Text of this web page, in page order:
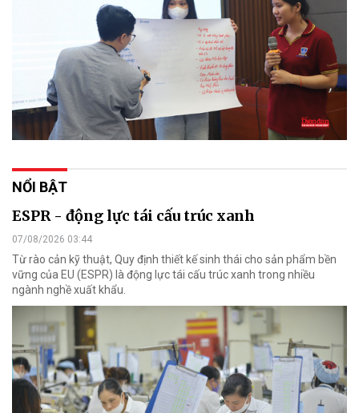
NỔI BẬT
ESPR - động lực tái cấu trúc xanh
07/08/2026 03:44
Từ rào cản kỹ thuật, Quy định thiết kế sinh thái cho sản phẩm bền
vững của EU (ESPR) là động lực tái cấu trúc xanh trong nhiều
ngành nghề xuất khẩu.